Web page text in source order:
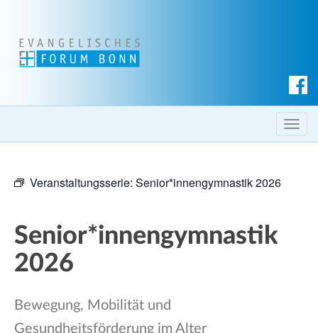
c
h T
o
Veranstaltungsserie: Senior*innengymnastik 2026
Senior*innengymnastik
2026
Bewegung, Mobilität und
Gesundheitsförderung im Alter